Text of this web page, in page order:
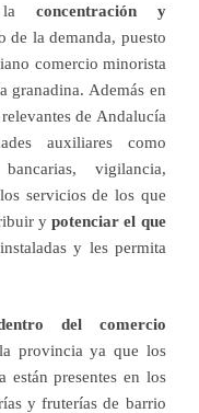
concentración y
de la demanda, puesto
comercio minorista
granadina. Además en
de Andalucía
auxiliares como
vigilancia,
servicios de los que
ypotenciar el que
instaladas y les permita
del comercio
provincia ya que los
están presentes en los
y fruterías de barrio